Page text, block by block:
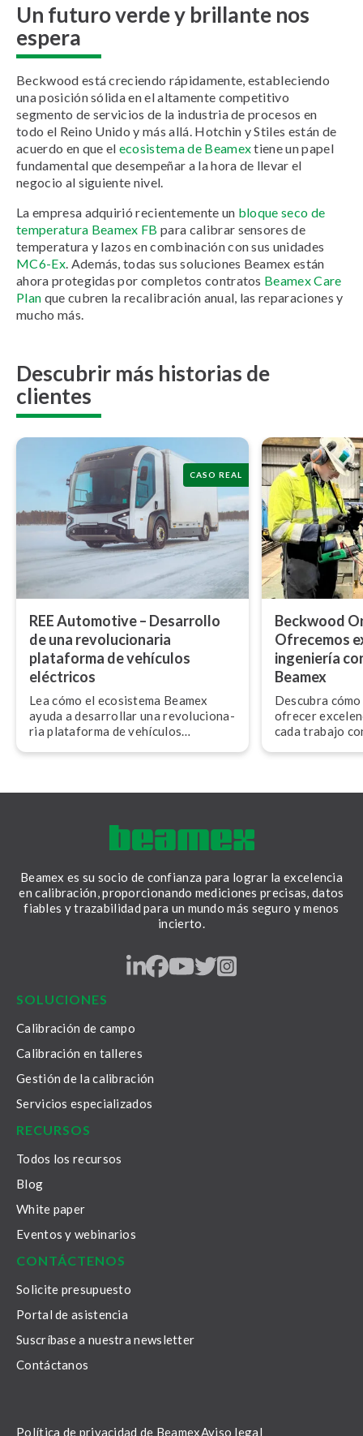
Un futuro verde y brillante nos
espera
Beckwood está creciendo rápidamente, estableciendo
una posición sólida en el altamente competitivo
segmento de servicios de la industria de procesos en
todo el Reino Unido y más allá. Hotchin y Stiles están de
acuerdo en que el ecosistema de Beamextiene un papel
fundamental que desempeñar a la hora de llevar el
negocio al siguiente nivel.
La empresa adquirió recientemente un bloque seco de
temperatura Beamex FB para calibrar sensores de
temperatura y lazos en combinación con sus unidades
MC6-Ex. Además, todas sus soluciones Beamex están
ahora protegidas por completos contratos Beamex Care
Plan que cubren la recalibración anual, las reparaciones y
mucho más.
Descubrir más historias de
clientes
CASO REAL
REE Automotive – Desarrollo
de una re­vo­lu­cio­na­ria
plataforma de vehículos
eléctricos
Lea cómo el ecosistema Beamex
ayuda a desarrollar una re­vo­lu­cio­na­
ria plataforma de vehículos
Beckwood
Ofrecemos
ingeniería
Beamex
Descubra
ofrecer
cada trabajo
Beamex es su socio de confianza para lograr la excelencia
en calibración, proporcionando mediciones precisas, datos
fiables y trazabilidad para un mundo más seguro y menos
incierto.
LinkedIn
Facebook
Youtube
Twitter
Instagram
SOLUCIONES
Calibración de campo
Calibración en talleres
Gestión de la calibración
Servicios especializados
RECURSOS
Todos los recursos
Blog
White paper
Eventos y webinarios
CONTÁCTENOS
Solicite presupuesto
Portal de asistencia
Suscríbase a nuestra newsletter
Contáctanos
Política de privacidad de BeamexAviso legal